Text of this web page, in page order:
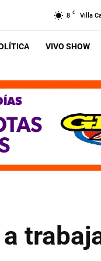
8 C Villa
VIVO SHOW